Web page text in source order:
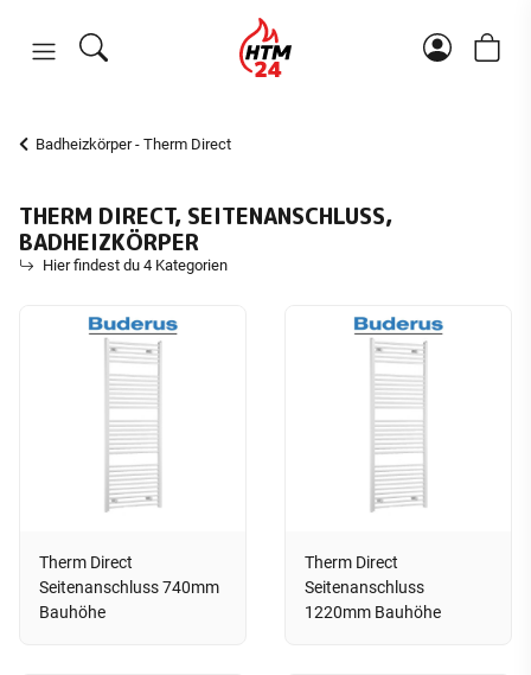
Badheizkörper - Therm Direct
THERM DIRECT, SEITENANSCHLUSS,
BADHEIZKÖRPER
Hier findest du 4 Kategorien
Therm Direct
Seitenanschluss 740mm
Bauhöhe
Therm Direct
Seitenanschluss
1220mm Bauhöhe